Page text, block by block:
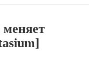
меняет